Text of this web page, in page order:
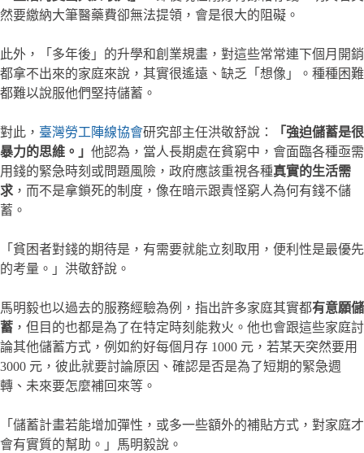
然要繳納大筆醫藥費卻無法提領，會是很大的阻礙。
此外，「多年後」的升學和創業規畫，對這些常常連下個月開銷
都拿不出來的家庭來說，其實很遙遠、缺乏「想像」。種種困難
都難以說服他們堅持儲蓄。
對此， 臺灣勞工陣線協會研究部主任洪敬舒說：
「強迫儲蓄是很
暴力的思維。」 他認為，當人長期處在貧窮中，會面臨各種亟需
用錢的緊急時刻或問題風險，政府應該重視各種真實的生活需
求 ，而不是拿鎖死的制度，像在暗示跟責怪窮人為何有錢不儲
蓄。
「貧困者對錢的期待是，有需要就能立刻取用，便利性是最優先
的考量。」洪敬舒說。
馬明毅也以過去的服務經驗為例，指出許多家庭其實都有意願儲
蓄 ，但目的也都是為了在特定時刻能救火。他也會跟這些家庭討
論其他儲蓄方式，例如約好每個月存 1000 元，若某天突然要用
3000 元，彼此就要討論原因、確認是否是為了短期的緊急週
轉、未來要怎麼補回來等。
「儲蓄計畫若能增加彈性，或多一些額外的補貼方式，對家庭才
會有實質的幫助。」馬明毅說。